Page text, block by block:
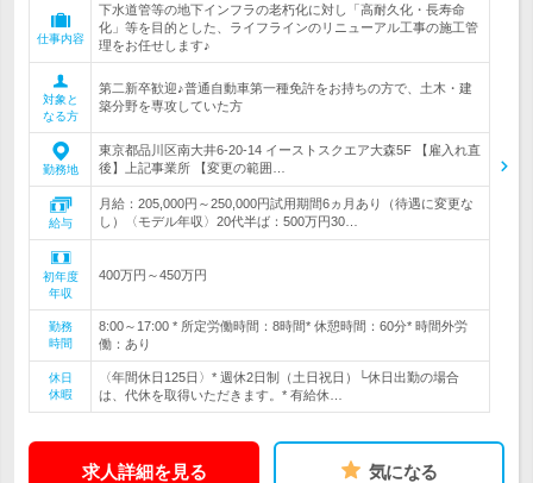
仕事内容
下水道管等の地下インフラの老朽化に対し「高耐久化・長寿命
化」等を目的とした、ライフラインのリニューアル工事の施工管
理をお任せします♪
対象と
なる方
第二新卒歓迎♪普通自動車第一種免許をお持ちの方で、土木・建
築分野を専攻していた方
勤務地
東京都品川区南大井6-20-14 イーストスクエア大森5F 【雇入れ直
後】上記事業所 【変更の範囲…
給与
月給：205,000円～250,000円試用期間6ヵ月あり（待遇に変更な
し）〈モデル年収〉20代半ば：500万円30…
初年度
年収
400万円～450万円
勤務
時間
8:00～17:00 * 所定労働時間：8時間* 休憩時間：60分* 時間外労
働：あり
休日
休暇
〈年間休日125日〉* 週休2日制（土日祝日）└休日出勤の場合
は、代休を取得いただきます。* 有給休…
求人詳細を見る 気になる